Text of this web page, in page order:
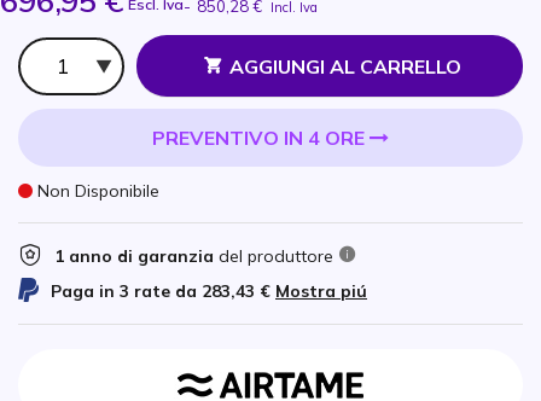
Escl. Iva- 850,28 € Incl. Iva
Qtà
AGGIUNGI AL CARRELLO
PREVENTIVO IN 4 ORE
Non Disponibile
1 anno di garanzia del produttore
Paga in 3 rate da 283,43 € Mostra piú